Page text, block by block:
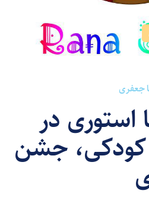
جعفری
استوری در
کودکی، جشن